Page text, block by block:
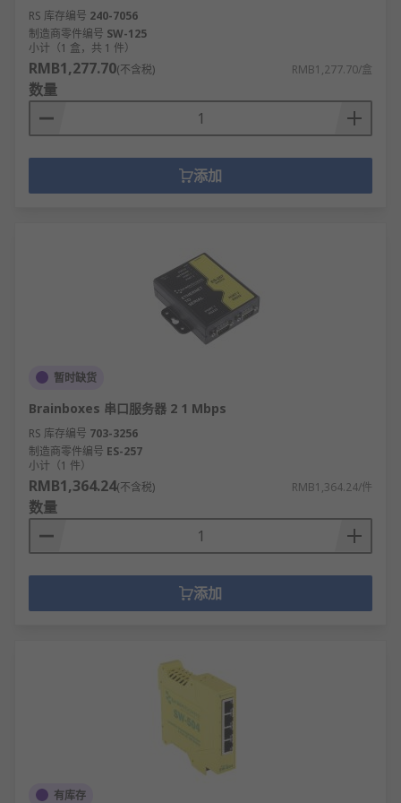
RS 库存编号 240-7056
制造商零件编号 SW-125
小计（1 盒，共 1 件）
RMB1,277.70(不含税) RMB1,277.70/盒
数量
添加
暂时缺货
Brainboxes 串口服务器 2 1 Mbps
RS 库存编号 703-3256
制造商零件编号 ES-257
小计（1 件）
RMB1,364.24(不含税) RMB1,364.24/件
数量
添加
有库存